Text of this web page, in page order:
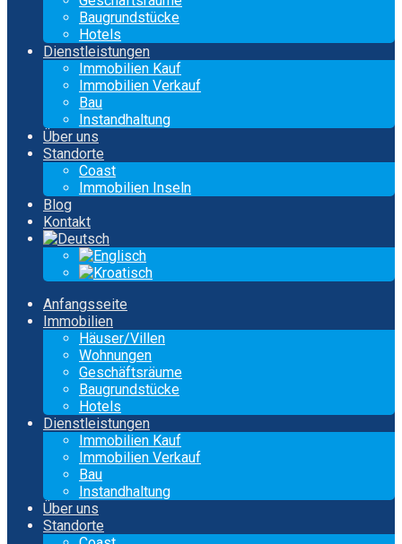
Baugrundstücke
Hotels
Dienstleistungen
Immobilien Kauf
Immobilien Verkauf
Bau
Instandhaltung
Über uns
Standorte
Coast
Immobilien Inseln
Blog
Kontakt
Anfangsseite
Immobilien
Häuser/Villen
Wohnungen
Geschäftsräume
Baugrundstücke
Hotels
Dienstleistungen
Immobilien Kauf
Immobilien Verkauf
Bau
Instandhaltung
Über uns
Standorte